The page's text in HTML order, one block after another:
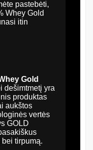
pastebėti,
Whey Gold
itin
Gold
dešimtmetį yra
produktas
aukštos
vertės
GOLD
tirpumą.